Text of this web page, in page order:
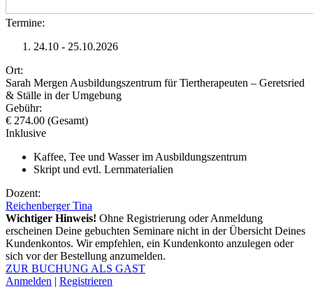
Termine:
24.10 - 25.10.2026
Ort:
Sarah Mergen Ausbildungszentrum für Tiertherapeuten – Geretsried
& Ställe in der Umgebung
Gebühr:
€ 274.00 (Gesamt)
Inklusive
Kaffee, Tee und Wasser im Ausbildungszentrum
Skript und evtl. Lernmaterialien
Dozent:
Reichenberger Tina
Wichtiger Hinweis! Ohne Registrierung oder Anmeldung
erscheinen Deine gebuchten Seminare nicht in der Übersicht Deines
Kundenkontos. Wir empfehlen, ein Kundenkonto anzulegen oder
sich vor der Bestellung anzumelden.
ZUR BUCHUNG ALS GAST
Anmelden | Registrieren